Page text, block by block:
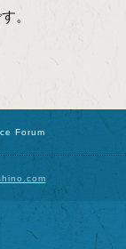
。
Forum